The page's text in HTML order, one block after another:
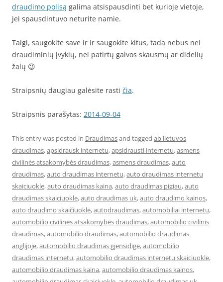
draudimo polisą galima atsispausdinti bet kurioje vietoje,
jei spausdintuvo neturite namie.
Taigi, saugokite save ir ir saugokite kitus, tada nebus nei
draudiminių įvykių, nei patirtų galvos skausmų ar didelių
žalų 😉
Straipsnių daugiau galėsite rasti čia.
Straipsnis parašytas: 2014-09-04
This entry was posted in Draudimasand tagged ab lietuvos
draudimas,apsidrausk internetu,apsidrausti internetu,asmens
civilinės atsakomybės draudimas,asmens draudimas,auto
draudimas,auto draudimas internetu,auto draudimas internetu
skaiciuokle,auto draudimas kaina,auto draudimas pigiau,auto
draudimas skaiciuokle,auto draudimas uk,auto draudimo kainos,
auto draudimo skaičiuoklė,autodraudimas,automobiliai internetu,
automobilio civilinės atsakomybės draudimas,automobilio civilinis
draudimas,automobilio draudimas,automobilio draudimas
anglijoje,automobilio draudimas gjensidige,automobilio
draudimas internetu,automobilio draudimas internetu skaiciuokle,
automobilio draudimas kaina,automobilio draudimas kainos,